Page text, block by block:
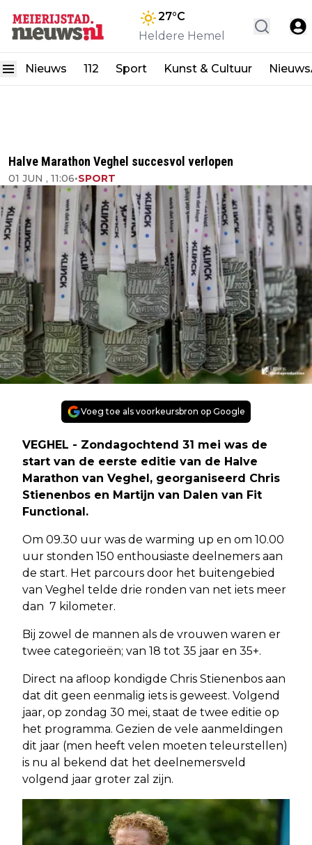
27°C
Heldere Hemel
Nieuws 112 Sport Kunst & Cultuur
Halve Marathon Veghel succesvol verlopen
01 JUN , 11:06•SPORT
Voeg toe als voorkeursbron op Google
VEGHEL - Zondagochtend 31 mei was de
start van de eerste editie van de Halve
Marathon van Veghel, georganiseerd Chris
Stienenbos en Martijn van Dalen van Fit
Functional.
Om 09.30 uur was de warming up en om 10.00
uur stonden 150 enthousiaste deelnemers aan
de start. Het parcours door het buitengebied
van Veghel telde drie ronden van net iets meer
dan 7 kilometer.
Bij zowel de mannen als de vrouwen waren er
twee categorieën; van 18 tot 35 jaar en 35+.
Direct na afloop kondigde Chris Stienenbos aan
dat dit geen eenmalig iets is geweest. Volgend
jaar, op zondag 30 mei, staat de twee editie op
het programma. Gezien de vele aanmeldingen
dit jaar (men heeft velen moeten teleurstellen)
is nu al bekend dat het deelnemersveld
volgend jaar groter zal zijn.